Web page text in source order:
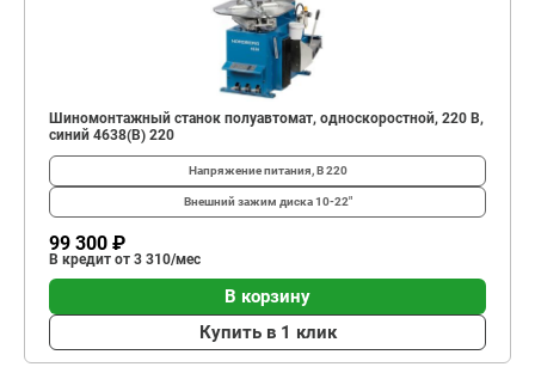
Шиномонтажный станок полуавтомат, односкоростной, 220 В,
синий 4638(B) 220
Напряжение питания, В220
Внешний зажим диска10-22"
99 300 ₽
В кредит от 3 310/мес
В корзину
Купить в 1 клик